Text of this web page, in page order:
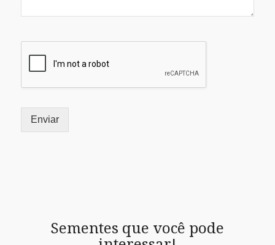
Enviar
Sementes que você pode